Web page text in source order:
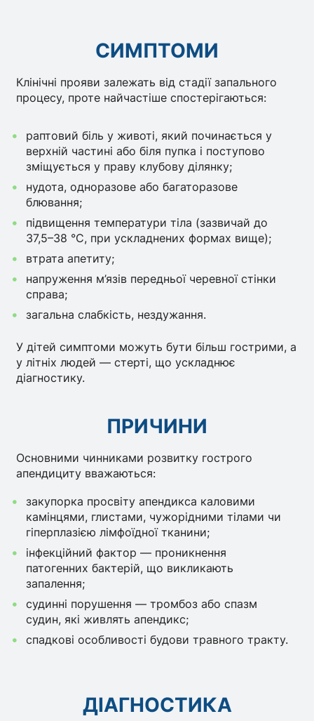
СИМПТОМИ
Клінічні прояви залежать від стадії запального
процесу, проте найчастіше спостерігаються:
раптовий біль у животі, який починається у
верхній частині або біля пупка і поступово
зміщується у праву клубову ділянку;
нудота, одноразове або багаторазове
блювання;
підвищення температури тіла (зазвичай до
37,5–38 °C, при ускладнених формах вище);
втрата апетиту;
напруження м’язів передньої черевної стінки
справа;
загальна слабкість, нездужання.
У дітей симптоми можуть бути більш гострими, а
у літніх людей — стерті, що ускладнює
діагностику.
ПРИЧИНИ
Основними чинниками розвитку гострого
апендициту вважаються:
закупорка просвіту апендикса каловими
камінцями, глистами, чужорідними тілами чи
гіперплазією лімфоїдної тканини;
інфекційний фактор — проникнення
патогенних бактерій, що викликають
запалення;
судинні порушення — тромбоз або спазм
судин, які живлять апендикс;
спадкові особливості будови травного тракту.
ДІАГНОСТИКА